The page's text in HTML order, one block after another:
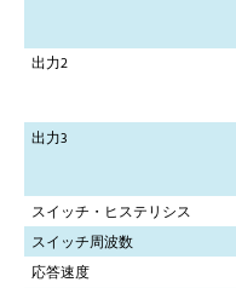
出力2
出力3
スイッチ・ヒステリシス
スイッチ周波数
応答速度